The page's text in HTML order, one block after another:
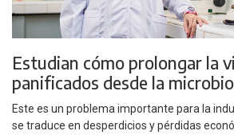
Estudian cómo prolongar la
panificados desde la
Este es un problema importante para la
se traduce en desperdicios y pérdidas